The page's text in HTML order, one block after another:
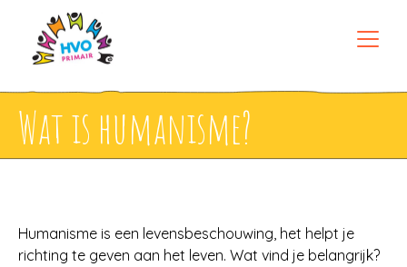
Wat is humanisme?
Humanisme is een levensbeschouwing, het helpt je
richting te geven aan het leven. Wat vind je belangrijk?